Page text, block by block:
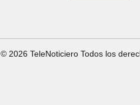
© 2026 TeleNoticiero Todos los